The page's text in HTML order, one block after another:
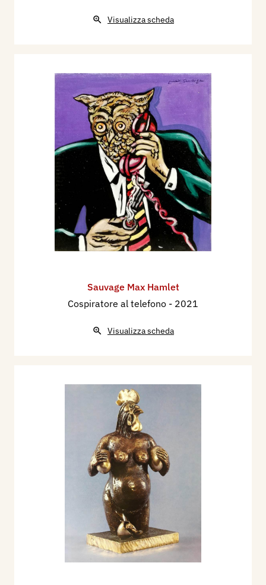
Visualizza scheda
Sauvage Max Hamlet
Cospiratore al telefono - 2021
Visualizza scheda